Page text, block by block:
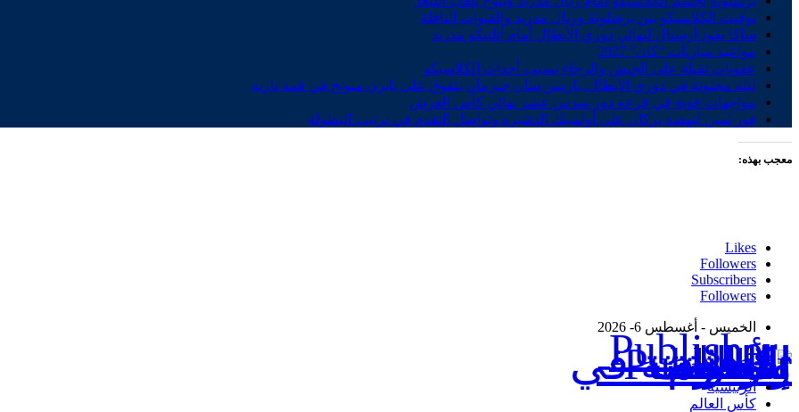
توقيت الكلاسيكو بين برشلونة وريال مدريد والقنوات الناقلة
ساكا يقود أرسنال لنهائي دوري الأبطال أمام أتلتيكو مدريد
مواعيد مباريات “كان” 2027
عقوبات ثقيلة على الجيش والرجاء بسبب أحداث الكلاسيكو
ليلة مجنونة في دوري الأبطال..باريس سان جيرمان يتفوق على بايرن ميونخ في قمة نارية
مواجهات قوية في قرعة دور سدس عشر نهائي كأس العرش
فوز ثمين لنهضة بركان على أولمبيك الدشيرة وتواصل التقدم في ترتيب البطولة
معجب بهذه:
Likes
Followers
Subscribers
Followers
الخميس - أغسطس 6- 2026
Publisher - تغطية إخبارية لكافة الأحداث الرياضية في المغرب والعالم.
الرئيسية
كأس العالم